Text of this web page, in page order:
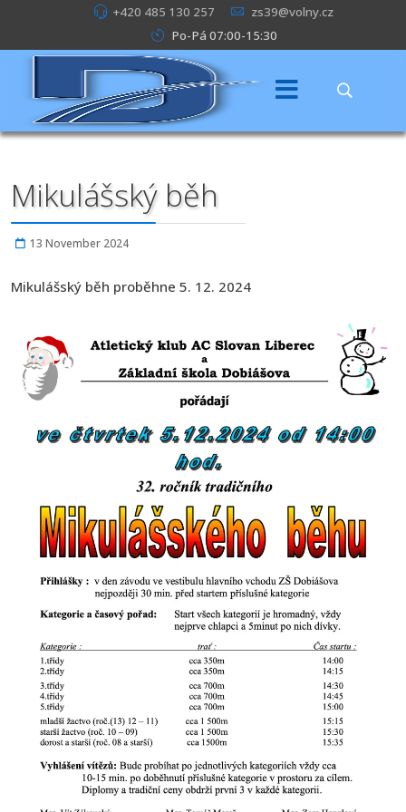
+420 485 130 257
zs39@volny.cz
Po-Pá 07:00-15:30
Mikulášský běh
13 November 2024
Mikulášský běh proběhne 5. 12. 2024